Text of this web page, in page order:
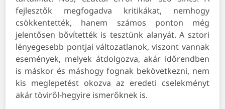
fejlesztők megfogadva kritikákat, nemhogy
csökkentették, hanem számos ponton még
jelentősen bővítették is tesztünk alanyát. A sztori
lényegesebb pontjai változatlanok, viszont vannak
események, melyek átdolgozva, akár időrendben
is máskor és máshogy fognak bekövetkezni, nem
kis meglepetést okozva az eredeti cselekményt
akár töviről-hegyire ismerőknek is.